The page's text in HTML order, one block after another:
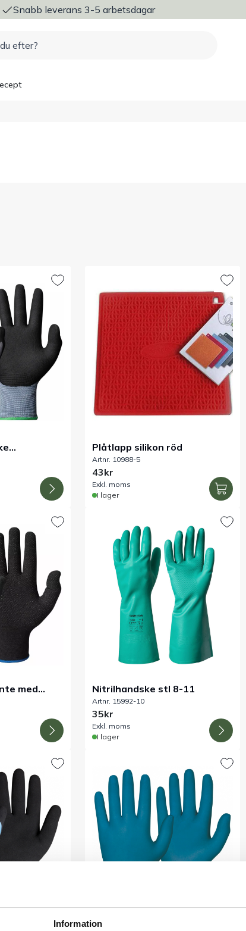
Information
Snabb leverans 3-5 arbetsdagar
Plåtlapp silikon röd
Artnr. 10988-5
43kr
Exkl. moms
I lager
med
Nitrilhandske stl 8-11
Artnr. 15992-10
35kr
Exkl. moms
I lager